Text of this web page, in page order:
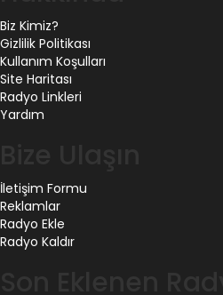
Biz Kimiz?
Gizlilik Politikası
Kullanım Koşulları
Site Haritası
Radyo Linkleri
Yardım
İletişim Formu
Reklamlar
Radyo Ekle
Radyo Kaldır